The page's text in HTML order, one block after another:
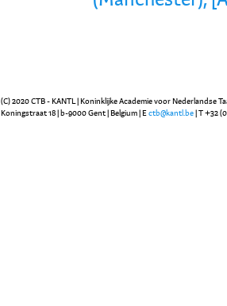
(C) 2020 CTB - KANTL | Koninklijke Academie voor Nederlandse
Koningstraat 18 | b-9000 Gent | Belgium | E ctb@kantl.be | T +32